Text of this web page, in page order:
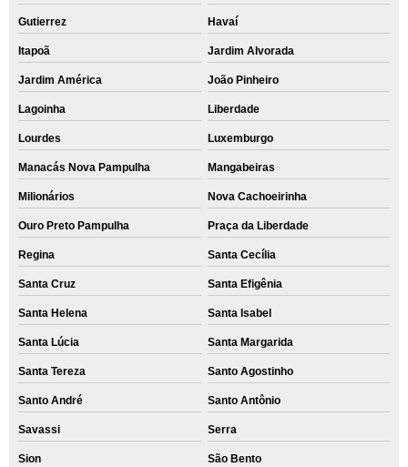
Gutierrez Havaí
Itapoã Jardim Alvorada
Jardim América João Pinheiro
Lagoinha Liberdade
Lourdes Luxemburgo
Manacás Nova Pampulha Mangabeiras
Milionários Nova Cachoeirinha
Ouro Preto Pampulha Praça da Liberdade
Regina Santa Cecília
Santa Cruz Santa Efigênia
Santa Helena Santa Isabel
Santa Lúcia Santa Margarida
Santa Tereza Santo Agostinho
Santo André Santo Antônio
Savassi Serra
Sion São Bento